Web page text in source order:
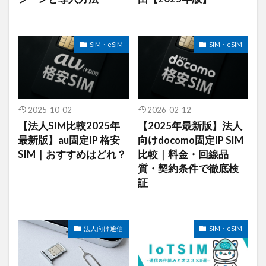
SIM・eSIM
2025-10-02
【法人SIM比較2025年
最新版】au固定IP 格安
SIM｜おすすめはどれ？
SIM・eSIM
2026-02-12
【2025年最新版】法人
向けdocomo固定IP SIM
比較｜料金・回線品
質・契約条件で徹底検
証
法人向け通信 SIM・eSIM
タブレット
タイムラプス
センサー
アルコールチェック
セキュリティ
スマート農業
スマートメーター
ゲートウェイ
クラウドWi-Fi
キャッシュレス決済
カメラ
検索